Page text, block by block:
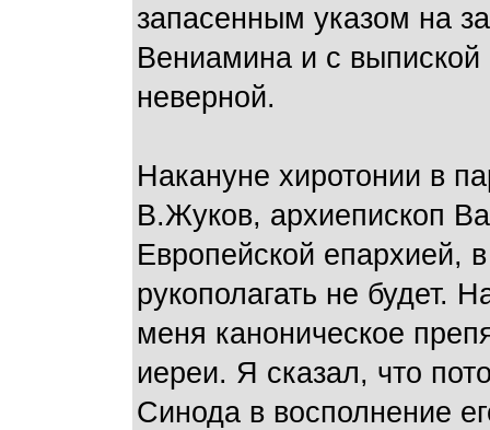
запасенным указом на
Вениамина и с
неверной.
Накануне хиротонии в
В.Жуков, архиепископ
Европейской епархией,
рукополагать не будет.
меня каноническое
иереи. Я сказал, что
Синода в восполнение